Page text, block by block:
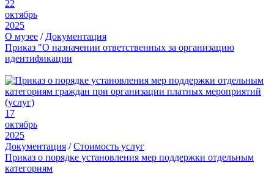
22
октябрь
2025
О музее / Документация
Приказ "О назначении ответственных за организацию
идентификации
17
октябрь
2025
Документация /Стоимость услуг
Приказ о порядке установления мер поддержки отдельным
категориям